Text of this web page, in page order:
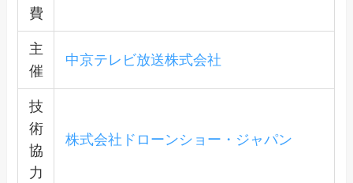
費
主
催
中京テレビ放送株式会社
技
術
協
力
株式会社ドローンショー・ジャパン